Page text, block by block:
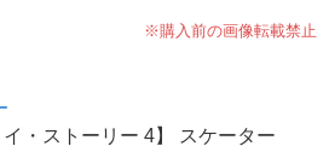
※購入前の画像転載禁止
・ストーリー 4】 スケーター